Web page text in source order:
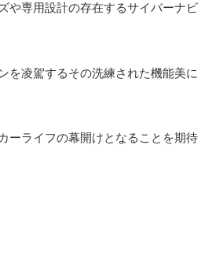
や専用設計の存在するサイバーナビ
を凌駕するその洗練された機能美に
ーライフの幕開けとなることを期待